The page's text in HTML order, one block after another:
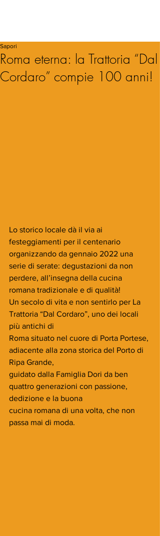
Roma eterna: la Trattoria “Dal
Cordaro” compie 100 anni!
Sapori
Lo storico locale dà il via ai
festeggiamenti per il centenario
organizzando da gennaio 2022 una
serie di serate: degustazioni da non
perdere, all’insegna della cucina
romana tradizionale e di qualità!
Un secolo di vita e non sentirlo per La
Trattoria “Dal Cordaro”, uno dei locali
più antichi di
Roma situato nel cuore di Porta Portese,
adiacente alla zona storica del Porto di
Ripa Grande,
guidato dalla Famiglia Dori da ben
quattro generazioni con passione,
dedizione e la buona
cucina romana di una volta, che non
passa mai di moda.